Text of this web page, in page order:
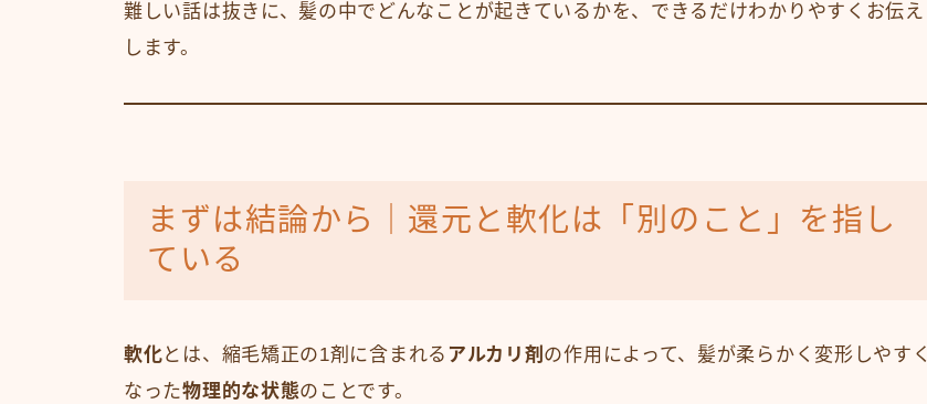
難しい話は抜きに、髪の中でどんなことが起きているかを、できるだけわかりやすくお伝え
します。
まずは結論から｜還元と軟化は「別のこと」を指し
ている
軟化とは、縮毛矯正の1剤に含まれる アルカリ剤 の作用によって、髪が柔らかく変形しやすく
なった物理的な状態のことです。